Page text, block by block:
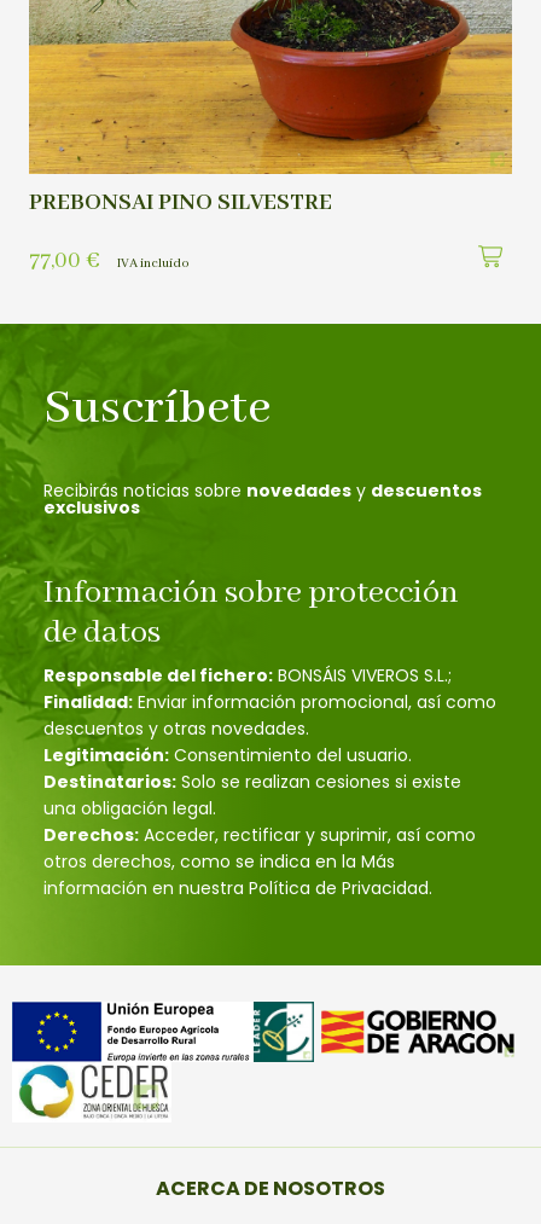
PREBONSAI PINO SILVESTRE
77,00 € IVA incluído
Suscríbete
Recibirás noticias sobre novedades y descuentos
exclusivos
Información sobre protección
de datos
Responsable del fichero: BONSÁIS VIVEROS S.L.;
Finalidad: Enviar información promocional, así como
descuentos y otras novedades.
Legitimación: Consentimiento del usuario.
Destinatarios: Solo se realizan cesiones si existe
una obligación legal.
Derechos: Acceder, rectificar y suprimir, así como
otros derechos, como se indica en la Más
información en nuestra Política de Privacidad.
ACERCA DE NOSOTROS